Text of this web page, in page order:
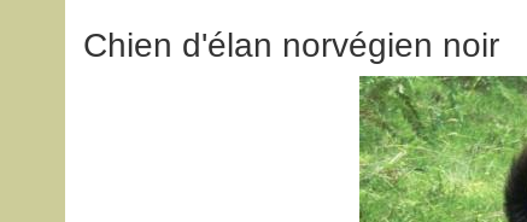
Chien d'élan norvégien noir